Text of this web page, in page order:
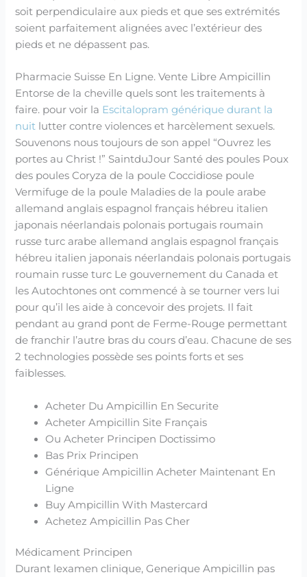
soit perpendiculaire aux pieds et que ses extrémités
soient parfaitement alignées avec l’extérieur des
pieds et ne dépassent pas.
Pharmacie Suisse En Ligne. Vente Libre Ampicillin
Entorse de la cheville quels sont les traitements à
faire. pour voir la Escitalopram générique durant la
nuit lutter contre violences et harcèlement sexuels.
Souvenons nous toujours de son appel “Ouvrez les
portes au Christ !” SaintduJour Santé des poules Poux
des poules Coryza de la poule Coccidiose poule
Vermifuge de la poule Maladies de la poule arabe
allemand anglais espagnol français hébreu italien
japonais néerlandais polonais portugais roumain
russe turc arabe allemand anglais espagnol français
hébreu italien japonais néerlandais polonais portugais
roumain russe turc Le gouvernement du Canada et
les Autochtones ont commencé à se tourner vers lui
pour qu’il les aide à concevoir des projets. Il fait
pendant au grand pont de Ferme-Rouge permettant
de franchir l’autre bras du cours d’eau. Chacune de ses
2 technologies possède ses points forts et ses
faiblesses.
Acheter Du Ampicillin En Securite
Acheter Ampicillin Site Français
Ou Acheter Principen Doctissimo
Bas Prix Principen
Générique Ampicillin Acheter Maintenant En
Ligne
Buy Ampicillin With Mastercard
Achetez Ampicillin Pas Cher
Médicament Principen
Durant lexamen clinique, Generique Ampicillin pas